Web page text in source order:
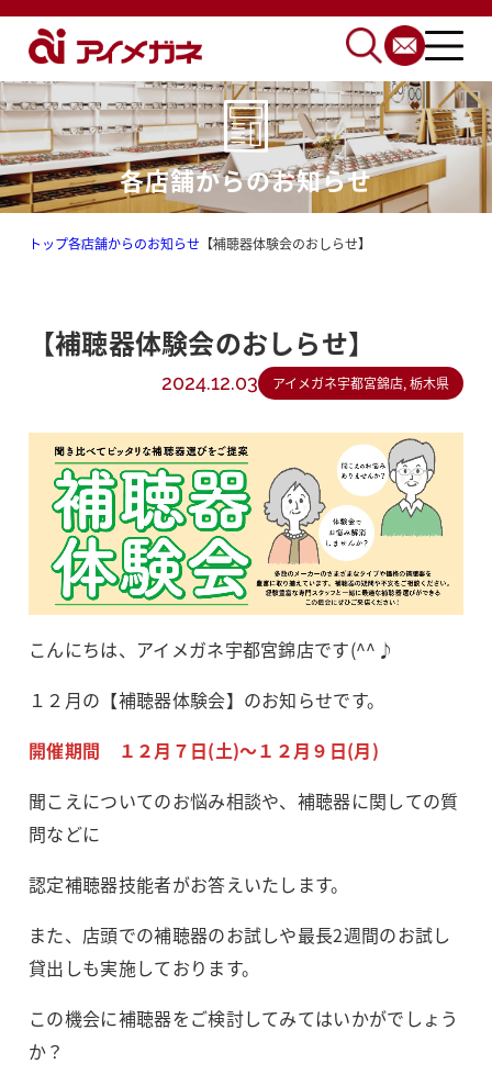
各店舗からのお知らせ
トップ各店舗からのお知らせ 【補聴器体験会のおしらせ】
【補聴器体験会のおしらせ】
2024.12.03 アイメガネ宇都宮錦店, 栃木県
こんにちは、アイメガネ宇都宮錦店です(^^♪
１２月の【補聴器体験会】のお知らせです。
開催期間 １２月７日(土)～１２月９日(月)
聞こえについてのお悩み相談や、補聴器に関しての質
問などに
認定補聴器技能者がお答えいたします。
また、店頭での補聴器のお試しや最長2週間のお試し
貸出しも実施しております。
この機会に補聴器をご検討してみてはいかがでしょう
か？